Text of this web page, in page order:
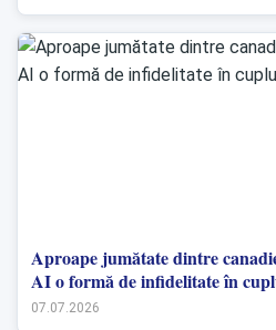
Aproape jumătate dintre
AI o formă de infidelitate în
07.07.2026